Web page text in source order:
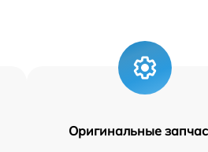
Оригинальные